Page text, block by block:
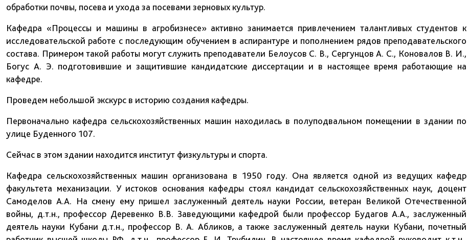
обработки почвы, посева и ухода за посевами зерновых культур.
Кафедра «Процессы и машины в агробизнесе» активно занимается привлечением талантливых студентов к
исследовательской работе с последующим обучением в аспирантуре и пополнением рядов преподавательского
состава. Примером такой работы могут служить преподаватели Белоусов С. В., Сергунцов А. С., Коновалов В. И.,
Богус А. Э. подготовившие и защитившие кандидатские диссертации и в настоящее время работающие на
кафедре.
Проведем небольшой экскурс в историю создания кафедры.
Первоначально кафедра сельскохозяйственных машин находилась в полуподвальном помещении в здании по
улице Буденного 107.
Сейчас в этом здании находится институт физкультуры и спорта.
Кафедра сельскохозяйственных машин организована в 1950 году. Она является одной из ведущих кафедр
факультета механизации. У истоков основания кафедры стоял кандидат сельскохозяйственных наук, доцент
Самоделов А.А. На смену ему пришел заслуженный деятель науки России, ветеран Великой Отечественной
войны, д.т.н., профессор Деревенко В.В. Заведующими кафедрой были профессор Будагов А.А., заслуженный
деятель науки Кубани д.т.н., профессор В. А. Абликов, а также заслуженный деятель науки Кубани, почетный